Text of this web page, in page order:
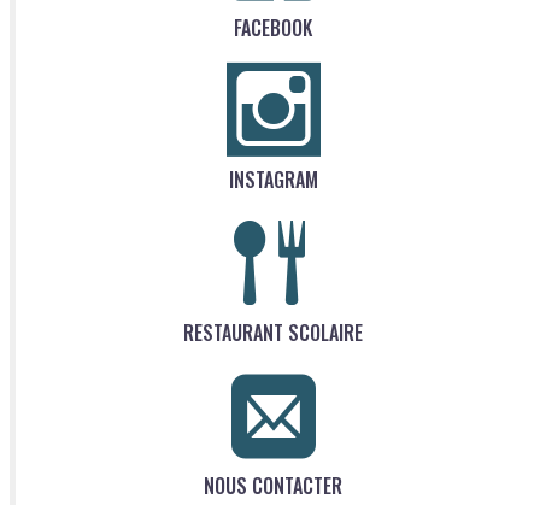
FACEBOOK
INSTAGRAM
RESTAURANT SCOLAIRE
NOUS CONTACTER